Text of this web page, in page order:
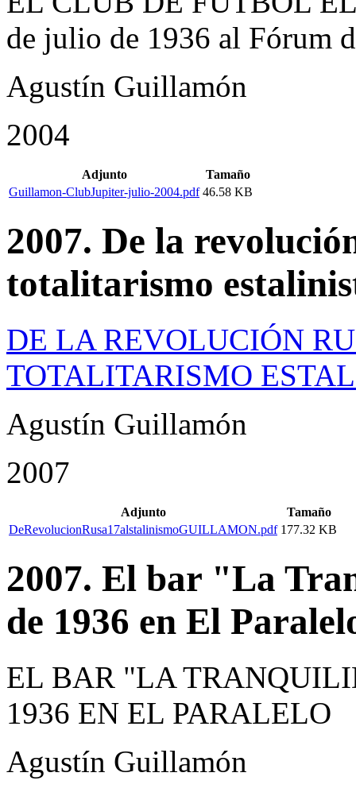
de julio de 1936 al Fórum
Agustín Guillamón
2004
Adjunto
Tamaño
Guillamon-ClubJupiter-julio-2004.pdf 46.58 KB
2007. De la
totalitarismo
DE LA REVOLUCIÓN
TOTALITARISMO
Agustín Guillamón
2007
Adjunto
Tamaño
DeRevolucionRusa17alstalinismoGUILLAMON.pdf 177.32 KB
2007. El bar "La
de 1936 en El
EL BAR "LA
1936 EN EL PARALELO
Agustín Guillamón